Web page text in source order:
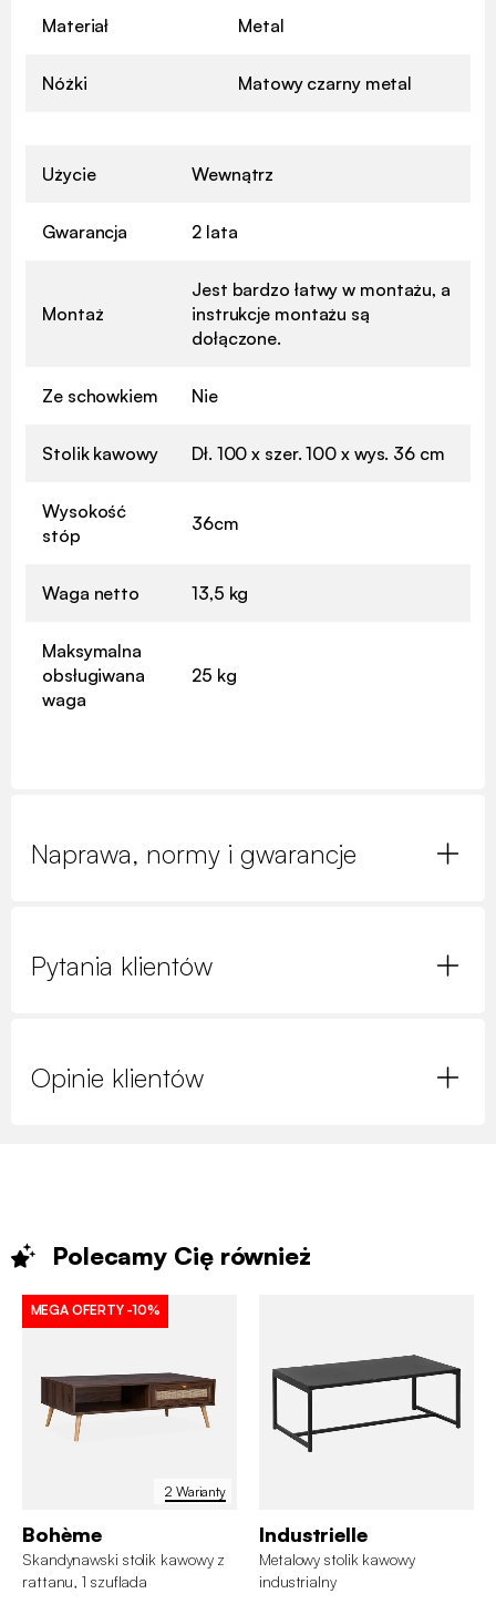
Materiał Metal
Nóżki Matowy czarny metal
Użycie Wewnątrz
Gwarancja 2 lata
Montaż
Jest bardzo łatwy w montażu, a
instrukcje montażu są
dołączone.
Ze schowkiem Nie
Stolik kawowy Dł. 100 x szer. 100 x wys. 36 cm
Wysokość
stóp
36cm
Waga netto 13,5 kg
Maksymalna
obsługiwana
waga
25 kg
Naprawa, normy i gwarancje
Pytania klientów
Opinie klientów
Polecamy Cię również
2 Warianty
MEGA OFERTY -10%
Bohème
Skandynawski stolik kawowy z
rattanu, 1 szuflada
Industrielle
Metalowy stolik kawowy
industrialny